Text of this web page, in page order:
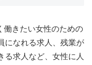
働きたい女性のための
になれる求人、残業が
る求人など、女性に人